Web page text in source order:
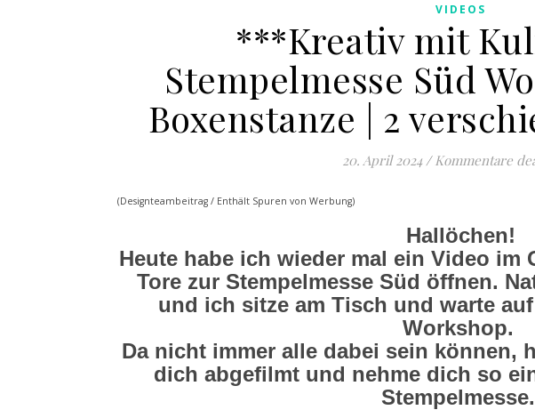
VIDEOS
***Kreativ mit
Stempelmesse Süd
Boxenstanze | 2
20. April 2024 / Kommentare
(Designteambeitrag / Enthält Spuren von Werbung)
Hallöchen!
Heute habe ich wieder mal ein Video im
Tore zur Stempelmesse Süd öffnen.
und ich sitze am Tisch und warte
Workshop.
Da nicht immer alle dabei sein können,
dich abgefilmt und nehme dich so
Stempelmesse.